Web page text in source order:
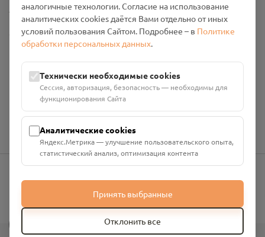
Настройки cookies
Общество с ограниченной ответственностью «Смоленский
Проект Помним»
ИНН: 6700029207 ОГРН: 1256700001986
Юридический адрес: 216790, Смоленская область, р-н
Руднянский, г. Рудня, улица Западная, д. 26А, пом. 18
Номер счёта: 40702810901130004287 в АО "АЛЬФА-БАНК"
Кор. счёт: 30101810200000000593
аналогичные технологии. Согласие на использование
аналитических cookies даётся Вами отдельно от иных
условий пользования Сайтом. Подробнее – в Политике
обработки персональных данных.
Технически необходимые cookies
Сессия, авторизация, безопасность — необходимы для
функционирования Сайта
Аналитические cookies
Яндекс.Метрика — улучшение пользовательского опыта,
статистический анализ, оптимизация контента
Принять выбранные
Отклонить все